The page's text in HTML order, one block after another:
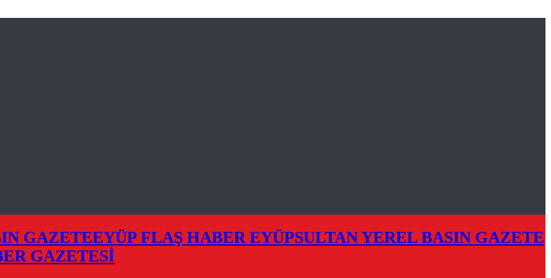
EYÜP FLAŞ HABER EYÜPSULTAN YEREL BASIN GAZETE
GAZETESİ